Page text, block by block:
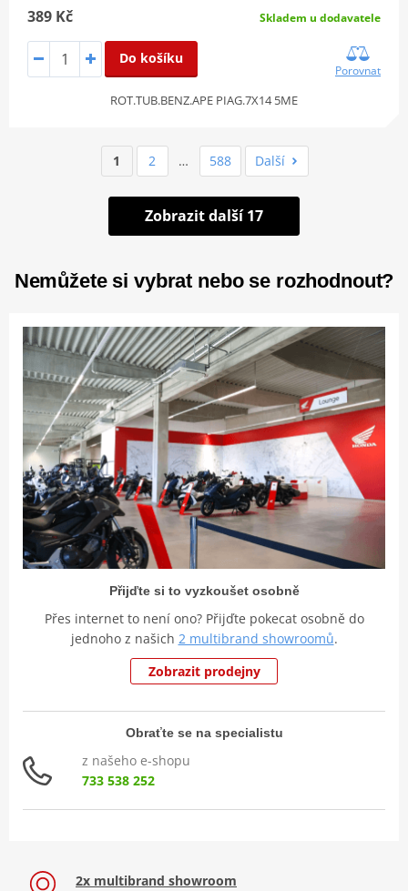
389 Kč Skladem u dodavatele
Do košíku
Porovnat
ROT.TUB.BENZ.APE PIAG.7X14 5ME
1 2 … 588 Další
Zobrazit další 17
Nemůžete si vybrat nebo se rozhodnout?
Přijďte si to vyzkoušet osobně
Přes internet to není ono? Přijďte pokecat osobně do
jednoho z našich 2 multibrand showroomů.
Zobrazit prodejny
Obraťte se na specialistu
z našeho e-shopu
733 538 252
2x multibrand showroom